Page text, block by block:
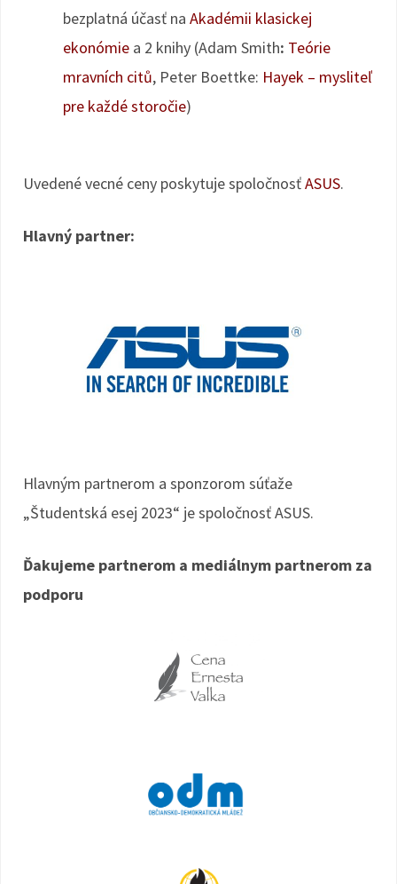
bezplatná účasť na Akadémii klasickej
ekonómie a 2 knihy (Adam Smith: Teórie
mravních citů, Peter Boettke: Hayek – mysliteľ
pre každé storočie)
Uvedené vecné ceny poskytuje spoločnosťASUS.
Hlavný partner:
Hlavným partnerom a sponzorom súťaže
„Študentská esej 2023“ je spoločnosť ASUS.
Ďakujeme partnerom a mediálnym partnerom za
podporu